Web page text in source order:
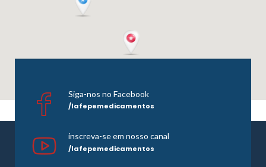
Siga-nos no Facebook
/lafepemedicamentos
inscreva-se em nosso canal
/lafepemedicamentos